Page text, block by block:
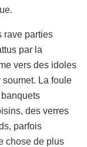
rave parties
par la
vers des idoles
soumet. La foule
des verres
parfois
chose de plus